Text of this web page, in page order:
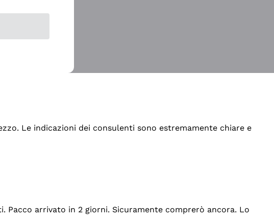
Le indicazioni dei consulenti sono estremamente chiare e
Pacco arrivato in 2 giorni. Sicuramente comprerò ancora. Lo